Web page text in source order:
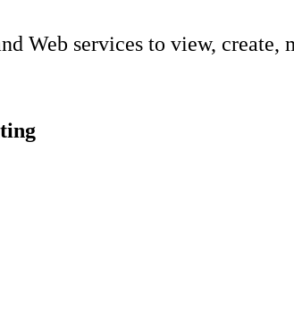
Web services to view, create,